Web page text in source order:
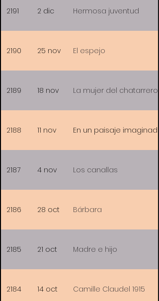
2191 2 dic Hermosa juventud
2190 25 nov El espejo
2189 18 nov La mujer del chatarrero
2188 11 nov En un paisaje imaginado
2187 4 nov Los canallas
2186 28 oct Bárbara
2185 21 oct Madre e hijo
2184 14 oct Camille Claudel 1915